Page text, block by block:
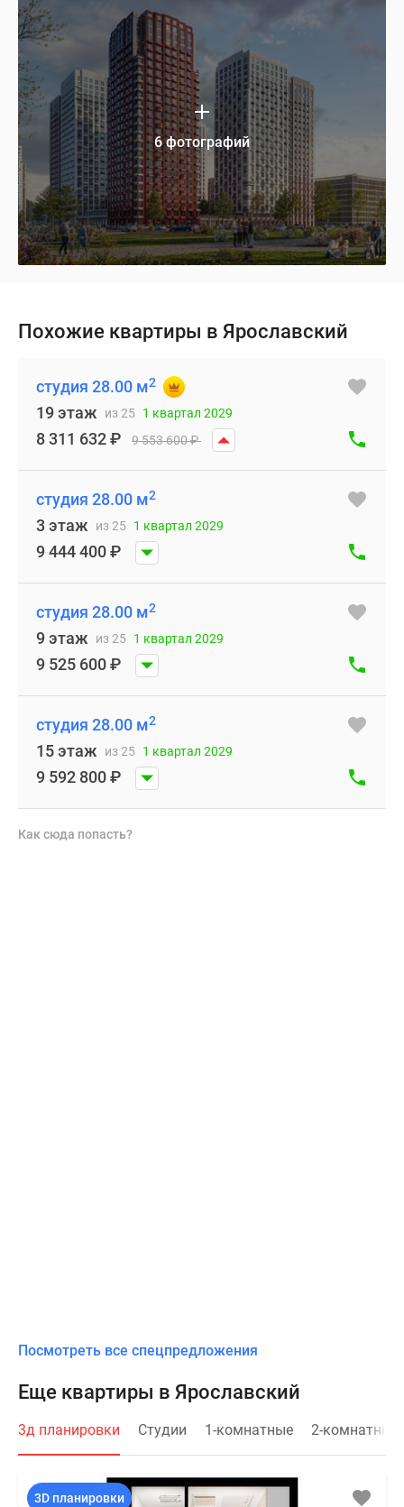
6 фотографий
Похожие квартиры в Ярославский
студия 28.00 м2
19 этаж из 25 1 квартал 2029
8 311 632₽ 9 553 600₽
студия 28.00 м2
3 этаж из 25 1 квартал 2029
9 444 400₽
студия 28.00 м2
9 этаж из 25 1 квартал 2029
9 525 600₽
студия 28.00 м2
15 этаж из 25 1 квартал 2029
9 592 800₽
Как сюда попасть?
Посмотреть все спецпредложения
Еще квартиры в Ярославский
3д планировки Студии 1-комнатные 2-комнатные
3D планировки